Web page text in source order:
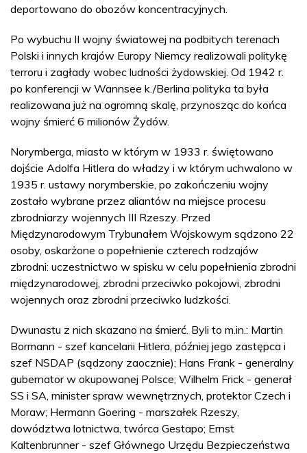
deportowano do obozów koncentracyjnych.
Po wybuchu II wojny światowej na podbitych terenach
Polski i innych krajów Europy Niemcy realizowali politykę
terroru i zagłady wobec ludności żydowskiej. Od 1942 r.
po konferencji w Wannsee k./Berlina polityka ta była
realizowana już na ogromną skalę, przynosząc do końca
wojny śmierć 6 milionów Żydów.
Norymberga, miasto w którym w 1933 r. świętowano
dojście Adolfa Hitlera do władzy i w którym uchwalono w
1935 r. ustawy norymberskie, po zakończeniu wojny
zostało wybrane przez aliantów na miejsce procesu
zbrodniarzy wojennych III Rzeszy. Przed
Międzynarodowym Trybunałem Wojskowym sądzono 22
osoby, oskarżone o popełnienie czterech rodzajów
zbrodni: uczestnictwo w spisku w celu popełnienia zbrodni
międzynarodowej, zbrodni przeciwko pokojowi, zbrodni
wojennych oraz zbrodni przeciwko ludzkości.
Dwunastu z nich skazano na śmierć. Byli to m.in.: Martin
Bormann - szef kancelarii Hitlera, później jego zastępca i
szef NSDAP (sądzony zaocznie); Hans Frank - generalny
gubernator w okupowanej Polsce; Wilhelm Frick - generał
SS i SA, minister spraw wewnętrznych, protektor Czech i
Moraw; Hermann Goering - marszałek Rzeszy,
dowództwa lotnictwa, twórca Gestapo; Ernst
Kaltenbrunner - szef Głównego Urzędu Bezpieczeństwa